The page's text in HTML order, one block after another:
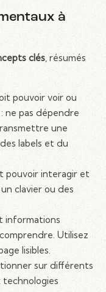
à
clés, résumés
pouvoir voir ou
ne pas dépendre
une
labels et du
pouvoir interagir et
clavier ou des
informations
Utilisez
lisibles.
sur différents
technologies